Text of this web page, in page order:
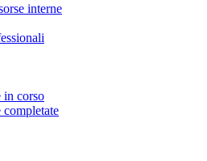
interne
in corso
completate